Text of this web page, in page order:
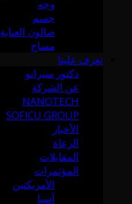
وجه
جسم
صالون العناية
مساج
تعرف علينا
دكتور سيرانو
عن الشركة
NANOTECH
SOFICU GROUP
الأخبار
الرعاة
المقابلات
المؤتمرات
الأمريكتين
آسيا